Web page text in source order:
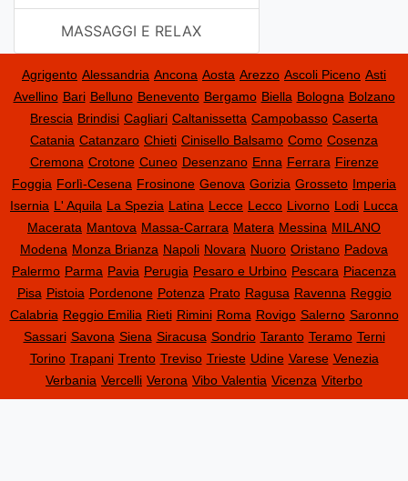
MASSAGGI E RELAX
Agrigento Alessandria Ancona Aosta Arezzo Ascoli Piceno Asti
Avellino Bari Belluno Benevento Bergamo Biella Bologna Bolzano
Brescia Brindisi Cagliari Caltanissetta Campobasso Caserta
Catania Catanzaro Chieti Cinisello Balsamo Como Cosenza
Cremona Crotone Cuneo Desenzano Enna Ferrara Firenze
Foggia Forlì-Cesena Frosinone Genova Gorizia Grosseto Imperia
Isernia L' Aquila La Spezia Latina Lecce Lecco Livorno Lodi Lucca
Macerata Mantova Massa-Carrara Matera Messina MILANO
Modena Monza Brianza Napoli Novara Nuoro Oristano Padova
Palermo Parma Pavia Perugia Pesaro e Urbino Pescara Piacenza
Pisa Pistoia Pordenone Potenza Prato Ragusa Ravenna Reggio
Calabria Reggio Emilia Rieti Rimini Roma Rovigo Salerno Saronno
Sassari Savona Siena Siracusa Sondrio Taranto Teramo Terni
Torino Trapani Trento Treviso Trieste Udine Varese Venezia
Verbania Vercelli Verona Vibo Valentia Vicenza Viterbo